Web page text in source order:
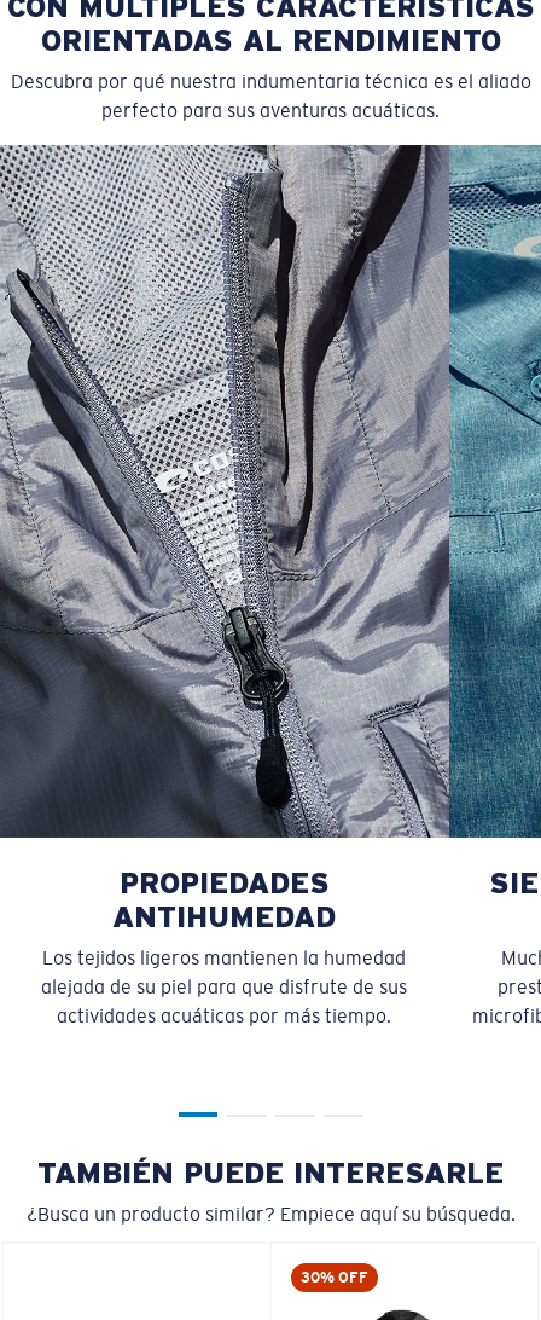
SIZES 1. CHEST 2. BODY LENGTH 3. SLEEVE LENGTH
S 19" 27” 7 ¾”
M 21" 28" 8 ¼”
L 23” 29” 8 ¾”
XL 25” 30” 9 ¼”
XXL 27” 31” 9 ¾”
ORIENTADAS AL RENDIMIENTO
Descubra por qué nuestra indumentaria técnica es el aliado
perfecto para sus aventuras acuáticas.
PROPIEDADES
ANTIHUMEDAD
Los tejidos ligeros mantienen la humedad
alejada de su piel para que disfrute de sus
actividades acuáticas por más tiempo.
TAMBIÉN PUEDE INTERESARLE
¿Busca un producto similar? Empiece aquí su búsqueda.
30% OFF